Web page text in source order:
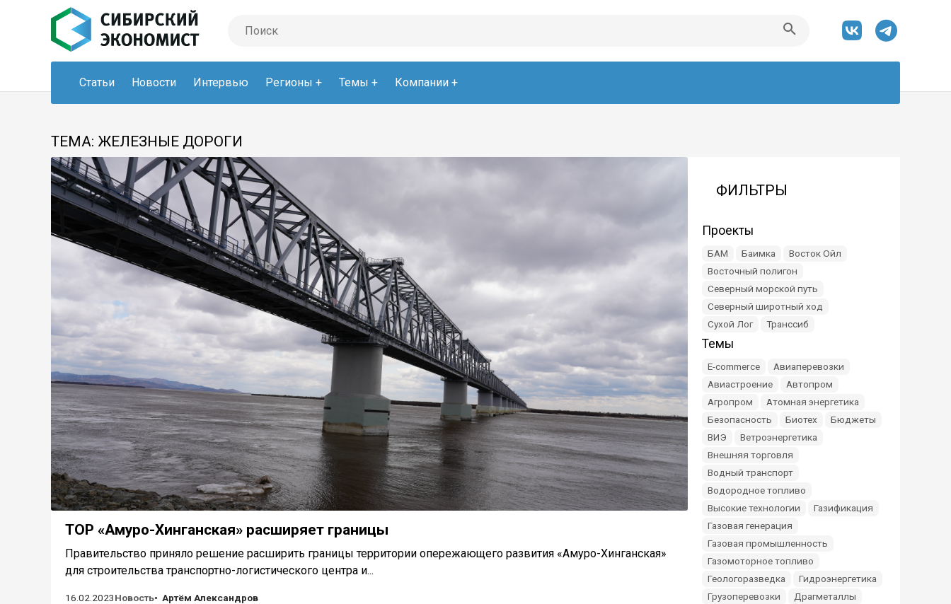
Статьи Новости Интервью Регионы Темы Компании
ТЕМА: ЖЕЛЕЗНЫЕ ДОРОГИ
ТОР «Амуро-Хинганская» расширяет границы
Правительство приняло решение расширить границы территории опережающего развития «Амуро-Хинганская»
для строительства транспортно-логистического центра и...
16.02.2023Новость
Артём Александров
ФИЛЬТРЫ
Проекты
БАМ Баимка
Восток Ойл
Восточный полигон
Северный морской путь
Северный широтный ход
Сухой Лог
Транссиб
Темы
E-commerce
Авиаперевозки
Авиастроение
Автопром
Агропром
Атомная энергетика
Безопасность
Биотех
Бюджеты
ВИЭ
Ветроэнергетика
Внешняя торговля
Водный транспорт
Водородное топливо
Высокие технологии
Газификация
Газовая генерация
Газовая промышленность
Газомоторное топливо
Геологоразведка
Гидроэнергетика
Грузоперевозки
Драгметаллы